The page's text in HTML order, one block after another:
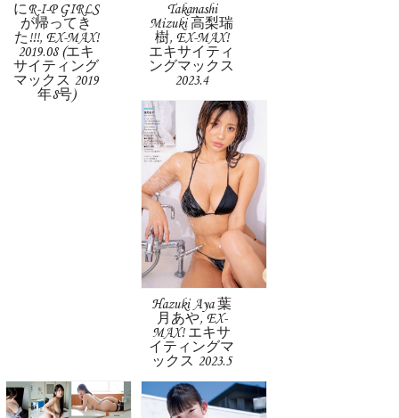
にR-I-P GIRLS
が帰ってき
た!!!, EX-MAX!
2019.08 (エキ
サイティング
マックス 2019
年8号)
Takanashi
Mizuki 高梨瑞
樹, EX-MAX!
エキサイティ
ングマックス
2023.4
Hazuki Aya 葉
月あや, EX-
MAX! エキサ
イティングマ
ックス 2023.5